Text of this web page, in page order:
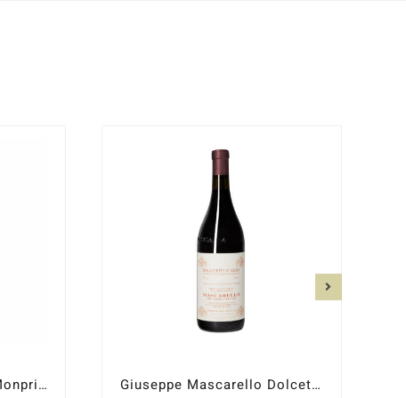
Giuseppe Mascarello Monprivato 2020 Giuseppe Mascarello Dolcetto d´Alba Santo Stefano 2023